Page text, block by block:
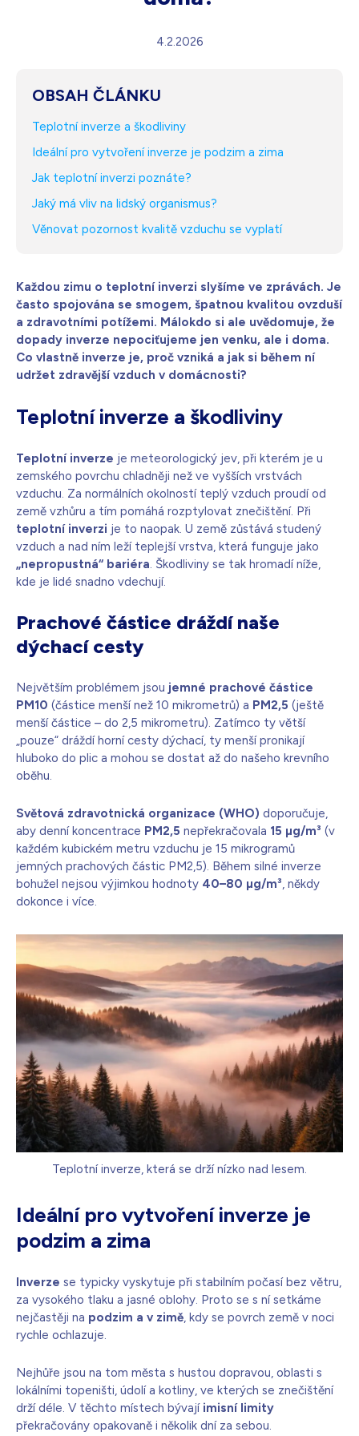
4.2.2026
OBSAH ČLÁNKU
Teplotní inverze a škodliviny
Ideální pro vytvoření inverze je podzim a zima
Jak teplotní inverzi poznáte?
Jaký má vliv na lidský organismus?
Věnovat pozornost kvalitě vzduchu se vyplatí
Každou zimu o teplotní inverzi slyšíme ve zprávách. Je
často spojována se smogem, špatnou kvalitou ovzduší
a zdravotními potížemi. Málokdo si ale uvědomuje, že
dopady inverze nepociťujeme jen venku, ale i doma.
Co vlastně inverze je, proč vzniká a jak si během ní
udržet zdravější vzduch v domácnosti?
Teplotní inverze a škodliviny
Teplotní inverze je meteorologický jev, při kterém je u
zemského povrchu chladněji než ve vyšších vrstvách
vzduchu. Za normálních okolností teplý vzduch proudí od
země vzhůru a tím pomáhá rozptylovat znečištění. Při
teplotní inverzi je to naopak. U země zůstává studený
vzduch a nad ním leží teplejší vrstva, která funguje jako
„nepropustná“ bariéra. Škodliviny se tak hromadí níže,
kde je lidé snadno vdechují.
Prachové částice dráždí naše
dýchací cesty
Největším problémem jsou jemné prachové částice
PM10 (částice menší než 10 mikrometrů) a PM2,5 (ještě
menší částice – do 2,5 mikrometru). Zatímco ty větší
„pouze“ dráždí horní cesty dýchací, ty menší pronikají
hluboko do plic a mohou se dostat až do našeho krevního
oběhu.
Světová zdravotnická organizace (WHO) doporučuje,
aby denní koncentrace PM2,5 nepřekračovala 15 µg/m³ (v
každém kubickém metru vzduchu je 15 mikrogramů
jemných prachových částic PM2,5). Během silné inverze
bohužel nejsou výjimkou hodnoty 40–80 µg/m³, někdy
dokonce i více.
Teplotní inverze, která se drží nízko nad lesem.
Ideální pro vytvoření inverze je
podzim a zima
Inverze se typicky vyskytuje při stabilním počasí bez větru,
za vysokého tlaku a jasné oblohy. Proto se s ní setkáme
nejčastěji na podzim a v zimě, kdy se povrch země v noci
rychle ochlazuje.
Nejhůře jsou na tom města s hustou dopravou, oblasti s
lokálními topeništi, údolí a kotliny, ve kterých se znečištění
drží déle. V těchto místech bývají imisní limity
překračovány opakovaně i několik dní za sebou.
Skladem - doprava zdarma